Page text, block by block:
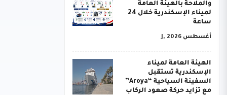
والملاحة بالهيئة العامة
لميناء الإسكندرية خلال 24
ساعة
أغسطس J, 2026
الهيئة العامة لميناء
الإسكندرية تستقبل
السفينة السياحية “Aroya”
مع تزايد حركة صعود الركاب